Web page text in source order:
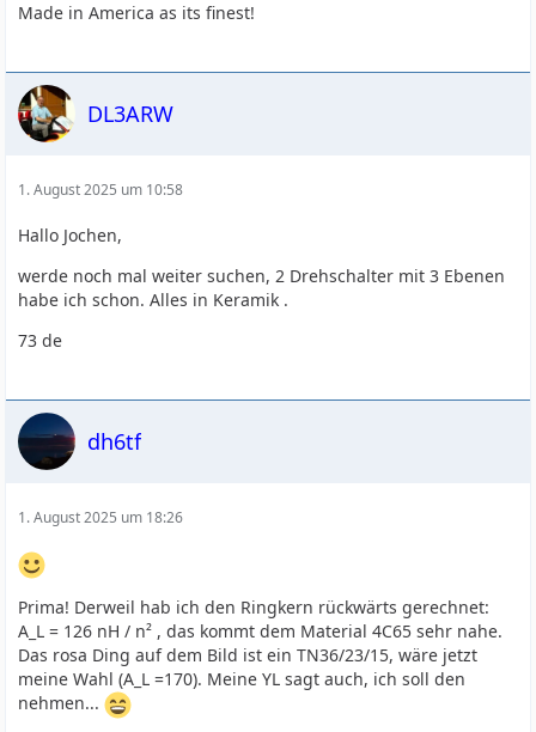
Made in America as its finest!
DL3ARW
1. August 2025 um 10:58
Hallo Jochen,
werde noch mal weiter suchen, 2 Drehschalter mit 3 Ebenen
habe ich schon. Alles in Keramik .
73 de
dh6tf
1. August 2025 um 18:26
Prima! Derweil hab ich den Ringkern rückwärts gerechnet:
A_L = 126 nH / n² , das kommt dem Material 4C65 sehr nahe.
Das rosa Ding auf dem Bild ist ein TN36/23/15, wäre jetzt
meine Wahl (A_L =170). Meine YL sagt auch, ich soll den
nehmen...